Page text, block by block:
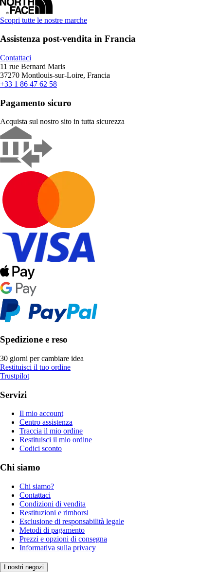
Scopri tutte le nostre marche
Assistenza post-vendita in Francia
Contattaci
11 rue Bernard Maris
37270 Montlouis-sur-Loire, Francia
+33 1 86 47 62 58
Pagamento sicuro
Acquista sul nostro sito in tutta sicurezza
Spedizione e reso
30 giorni per cambiare idea
Restituisci il tuo ordine
Trustpilot
Servizi
Il mio account
Centro assistenza
Traccia il mio ordine
Restituisci il mio ordine
Codici sconto
Chi siamo
Chi siamo?
Contattaci
Condizioni di vendita
Restituzioni e rimborsi
Esclusione di responsabilità legale
Metodi di pagamento
Prezzi e opzioni di consegna
Informativa sulla privacy
I nostri negozi